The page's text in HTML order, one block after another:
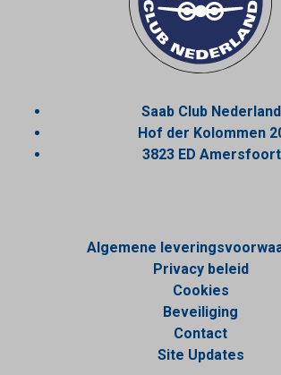
Saab Club Nederland
Hof der Kolommen
3823 ED Amersfoort
Algemene
Privacy beleid
Cookies
Beveiliging
Contact
Site Updates